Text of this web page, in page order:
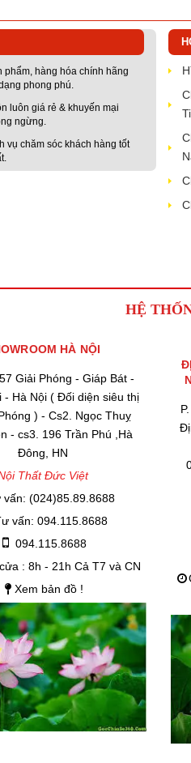
phẩm, hàng hóa chính hãng
phong phú.
luôn giá rẻ & khuyến mại
ngừng.
vụ chăm sóc khách hàng tốt
HỆ
HÀ NỘI
Giải Phóng - Giáp Bát -
- Hà Nội ( Đối diện siêu thị
) - Cs2. Ngọc Thuỵ
- cs3. 196 Trần Phú ,Hà
Đông, HN
Thất Đức Việt
vấn: (024)85.89.8688
vấn: 094.115.8688
094.115.8688
: 8h - 21h Cả T7 và CN
Xem bản đồ !